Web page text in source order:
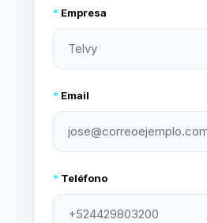
* Empresa
* Email
* Teléfono